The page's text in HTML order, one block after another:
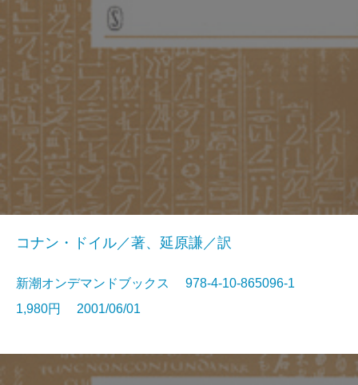
コナン・ドイル／著、延原謙／訳
新潮オンデマンドブックス 978-4-10-865096-1
1,980円 2001/06/01